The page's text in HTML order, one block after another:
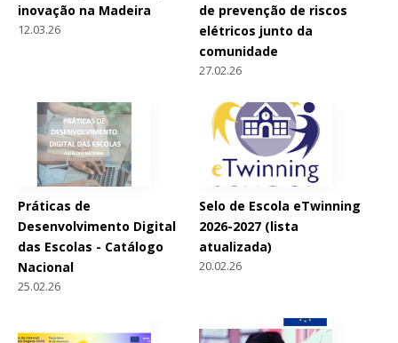
inovação na Madeira
12.03.26
de prevenção de riscos
elétricos junto da
comunidade
27.02.26
Práticas de
Desenvolvimento Digital
das Escolas - Catálogo
Nacional
25.02.26
Selo de Escola eTwinning
2026-2027 (lista
atualizada)
20.02.26